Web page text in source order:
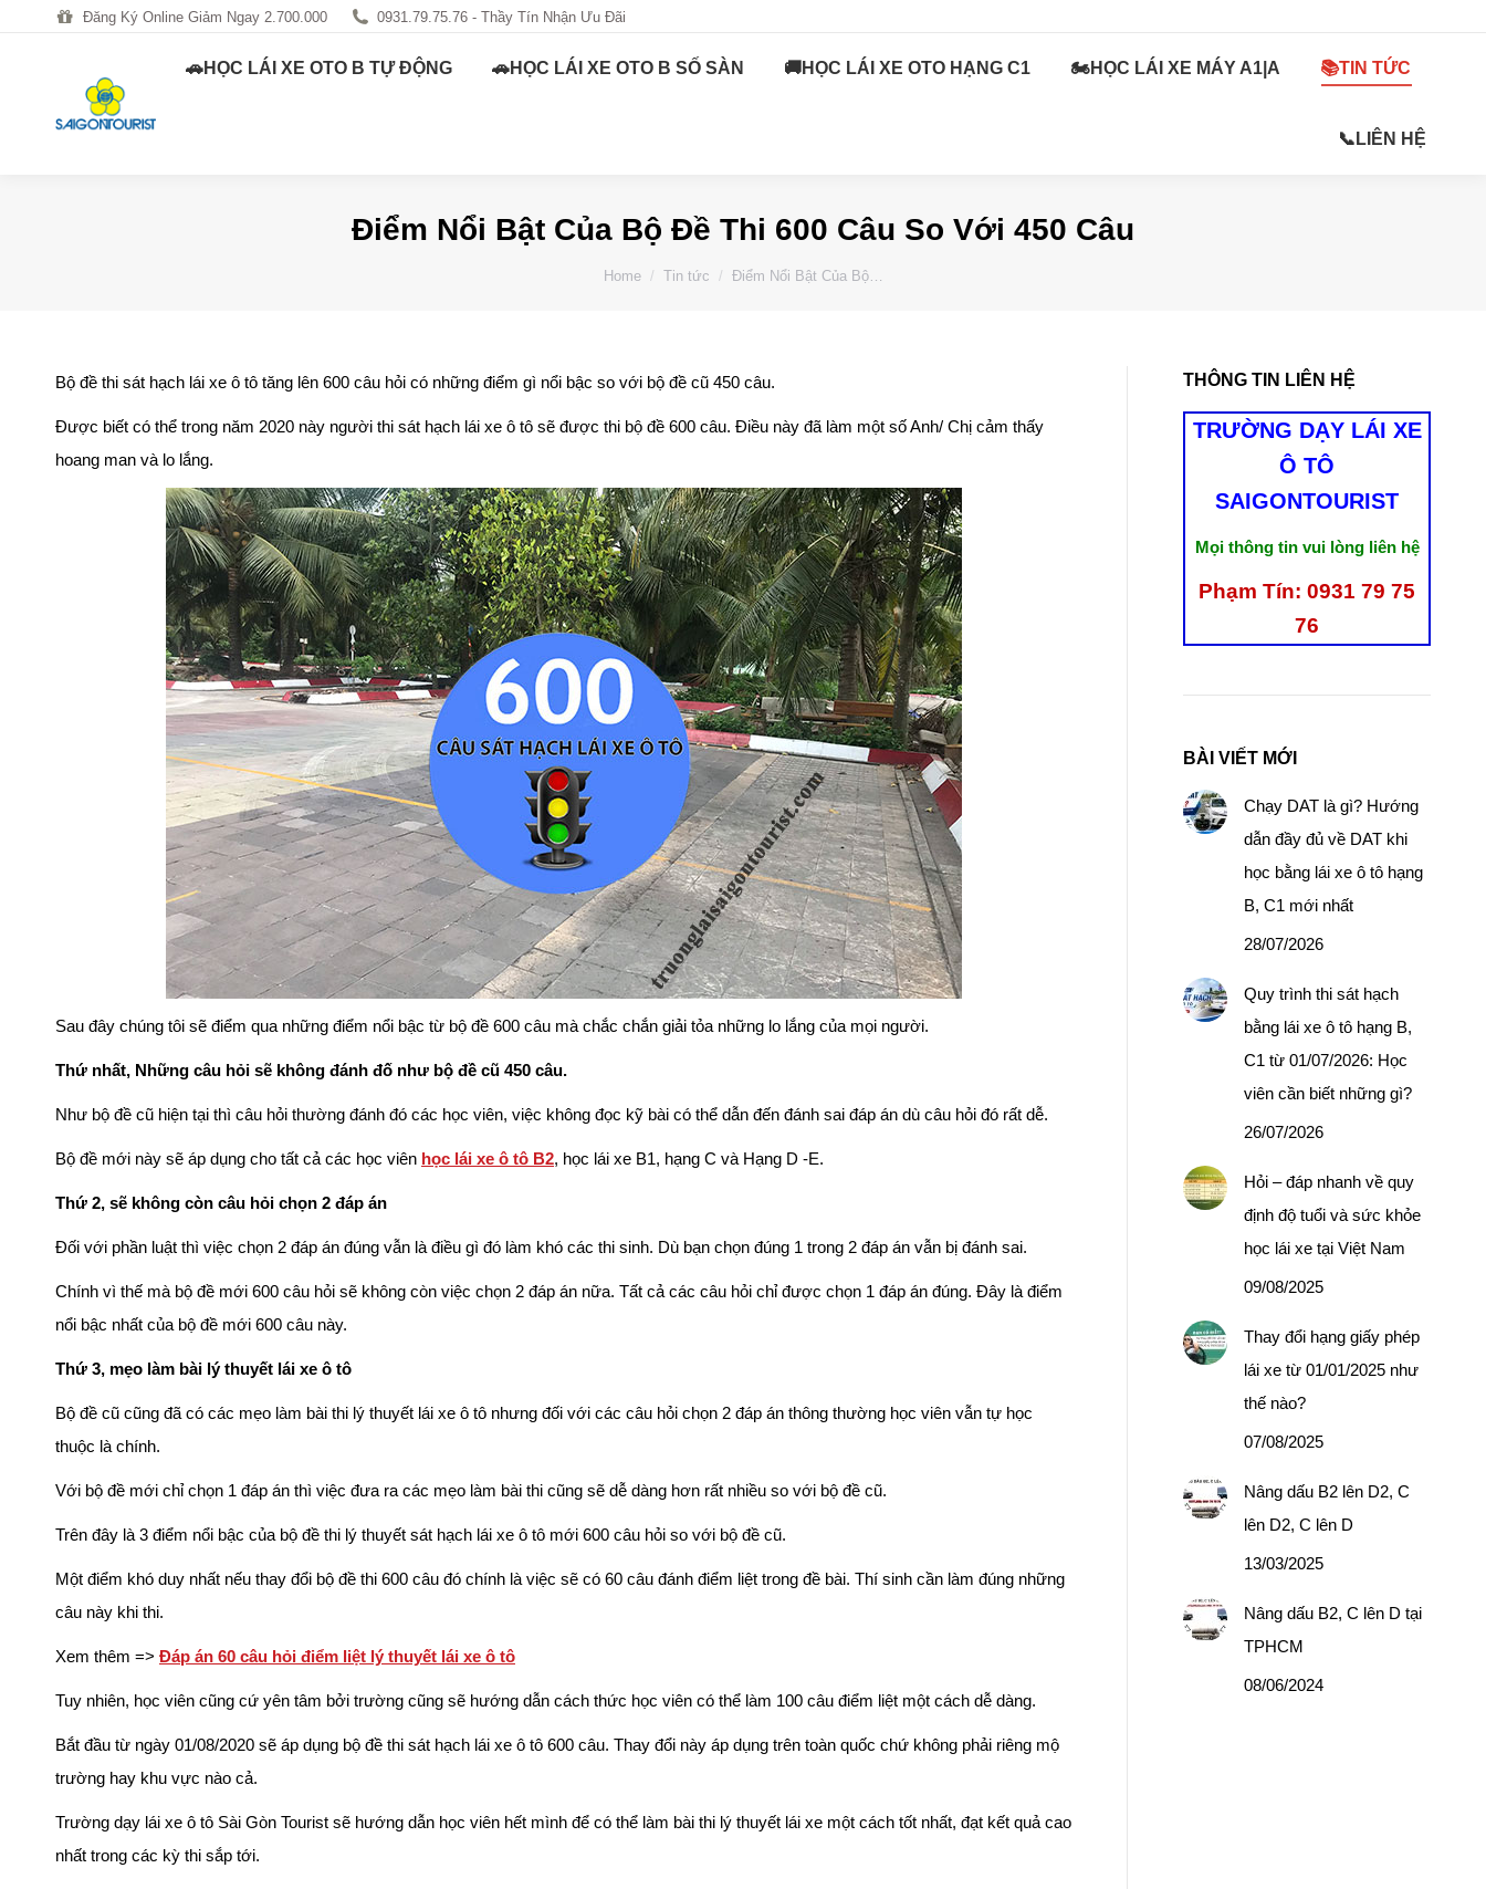
Đăng Ký Online Giảm Ngay 2.700.000 0931.79.75.76 - Thầy Tín Nhận Ưu Đãi
🚗HỌC LÁI XE OTO B TỰ ĐỘNG 🚗HỌC LÁI XE OTO B SỐ SÀN 🚚HỌC LÁI XE OTO HẠNG C1 🏍️HỌC LÁI XE MÁY A1|A 📚TIN TỨC
📞LIÊN HỆ
Điểm Nổi Bật Của Bộ Đề Thi 600 Câu So Với 450 Câu
You are here:
Home Tin tức Điểm Nổi Bật Của Bộ…
Bộ đề thi sát hạch lái xe ô tô tăng lên 600 câu hỏi có những điểm gì nổi bậc so với bộ đề cũ 450 câu.
Được biết có thể trong năm 2020 này người thi sát hạch lái xe ô tô sẽ được thi bộ đề 600 câu. Điều này đã làm một số Anh/ Chị cảm thấy
hoang man và lo lắng.
Sau đây chúng tôi sẽ điểm qua những điểm nổi bậc từ bộ đề 600 câu mà chắc chắn giải tỏa những lo lắng của mọi người.
Thứ nhất, Những câu hỏi sẽ không đánh đố như bộ đề cũ 450 câu.
Như bộ đề cũ hiện tại thì câu hỏi thường đánh đó các học viên, việc không đọc kỹ bài có thể dẫn đến đánh sai đáp án dù câu hỏi đó rất dễ.
Bộ đề mới này sẽ áp dụng cho tất cả các học viên học lái xe ô tô B2, học lái xe B1, hạng C và Hạng D -E.
Thứ 2, sẽ không còn câu hỏi chọn 2 đáp án
Đối với phần luật thì việc chọn 2 đáp án đúng vẫn là điều gì đó làm khó các thi sinh. Dù bạn chọn đúng 1 trong 2 đáp án vẫn bị đánh sai.
Chính vì thế mà bộ đề mới 600 câu hỏi sẽ không còn việc chọn 2 đáp án nữa. Tất cả các câu hỏi chỉ được chọn 1 đáp án đúng. Đây là điểm
nổi bậc nhất của bộ đề mới 600 câu này.
Thứ 3, mẹo làm bài lý thuyết lái xe ô tô
Bộ đề cũ cũng đã có các mẹo làm bài thi lý thuyết lái xe ô tô nhưng đối với các câu hỏi chọn 2 đáp án thông thường học viên vẫn tự học
thuộc là chính.
Với bộ đề mới chỉ chọn 1 đáp án thì việc đưa ra các mẹo làm bài thi cũng sẽ dễ dàng hơn rất nhiều so với bộ đề cũ.
Trên đây là 3 điểm nổi bậc của bộ đề thi lý thuyết sát hạch lái xe ô tô mới 600 câu hỏi so với bộ đề cũ.
Một điểm khó duy nhất nếu thay đổi bộ đề thi 600 câu đó chính là việc sẽ có 60 câu đánh điểm liệt trong đề bài. Thí sinh cần làm đúng những
câu này khi thi.
Xem thêm => Đáp án 60 câu hỏi điểm liệt lý thuyết lái xe ô tô
Tuy nhiên, học viên cũng cứ yên tâm bởi trường cũng sẽ hướng dẫn cách thức học viên có thể làm 100 câu điểm liệt một cách dễ dàng.
Bắt đầu từ ngày 01/08/2020 sẽ áp dụng bộ đề thi sát hạch lái xe ô tô 600 câu. Thay đổi này áp dụng trên toàn quốc chứ không phải riêng mộ
trường hay khu vực nào cả.
Trường dạy lái xe ô tô Sài Gòn Tourist sẽ hướng dẫn học viên hết mình để có thể làm bài thi lý thuyết lái xe một cách tốt nhất, đạt kết quả cao
nhất trong các kỳ thi sắp tới.
THÔNG TIN LIÊN HỆ
TRƯỜNG DẠY LÁI XE
Ô TÔ
SAIGONTOURIST
Mọi thông tin vui lòng liên hệ
Phạm Tín: 0931 79 75
76
BÀI VIẾT MỚI
Chạy DAT là gì? Hướng
dẫn đầy đủ về DAT khi
học bằng lái xe ô tô hạng
B, C1 mới nhất
28/07/2026
Quy trình thi sát hạch
bằng lái xe ô tô hạng B,
C1 từ 01/07/2026: Học
viên cần biết những gì?
26/07/2026
Hỏi – đáp nhanh về quy
định độ tuổi và sức khỏe
học lái xe tại Việt Nam
09/08/2025
Thay đổi hạng giấy phép
lái xe từ 01/01/2025 như
thế nào?
07/08/2025
Nâng dấu B2 lên D2, C
lên D2, C lên D
13/03/2025
Nâng dấu B2, C lên D tại
TPHCM
08/06/2024
Đăng Ký Online Giảm Ngay 2.700.000 0931.79.75.76 - Thầy Tín Nhận Ưu Đãi
🚗HỌC LÁI XE OTO B TỰ ĐỘNG 🚗HỌC LÁI XE OTO B SỐ SÀN 🚚HỌC LÁI XE OTO HẠNG C1 🏍️HỌC LÁI XE MÁY A1|A
📞LIÊN HỆ